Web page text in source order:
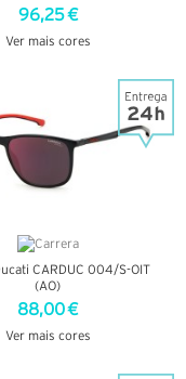
96,25 €
Ver mais cores
CARDUC 004/S-OIT
(AO)
88,00 €
Ver mais cores